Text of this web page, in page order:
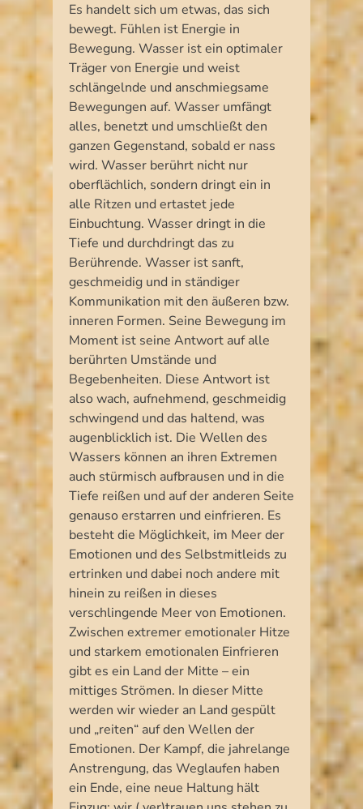
Es handelt sich um etwas, das sich
bewegt. Fühlen ist Energie in
Bewegung. Wasser ist ein optimaler
Träger von Energie und weist
schlängelnde und anschmiegsame
Bewegungen auf. Wasser umfängt
alles, benetzt und umschließt den
ganzen Gegenstand, sobald er nass
wird. Wasser berührt nicht nur
oberflächlich, sondern dringt ein in
alle Ritzen und ertastet jede
Einbuchtung. Wasser dringt in die
Tiefe und durchdringt das zu
Berührende. Wasser ist sanft,
geschmeidig und in ständiger
Kommunikation mit den äußeren bzw.
inneren Formen. Seine Bewegung im
Moment ist seine Antwort auf alle
berührten Umstände und
Begebenheiten. Diese Antwort ist
also wach, aufnehmend, geschmeidig
schwingend und das haltend, was
augenblicklich ist. Die Wellen des
Wassers können an ihren Extremen
auch stürmisch aufbrausen und in die
Tiefe reißen und auf der anderen Seite
genauso erstarren und einfrieren. Es
besteht die Möglichkeit, im Meer der
Emotionen und des Selbstmitleids zu
ertrinken und dabei noch andere mit
hinein zu reißen in dieses
verschlingende Meer von Emotionen.
Zwischen extremer emotionaler Hitze
und starkem emotionalen Einfrieren
gibt es ein Land der Mitte – ein
mittiges Strömen. In dieser Mitte
werden wir wieder an Land gespült
und „reiten“ auf den Wellen der
Emotionen. Der Kampf, die jahrelange
Anstrengung, das Weglaufen haben
ein Ende, eine neue Haltung hält